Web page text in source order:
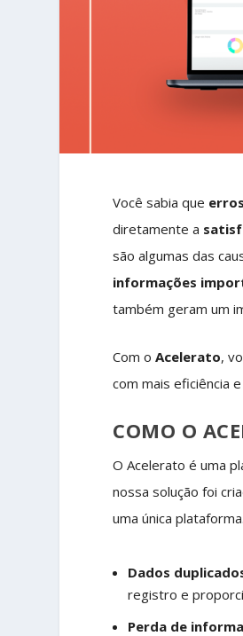
Você sabia que
diretamente a
são algumas das
informações
também geram um
Com oAcelerato,
com mais eficiência
COMO O
O Acelerato é uma
nossa solução foi
uma única
Dados
registro e
Perda de